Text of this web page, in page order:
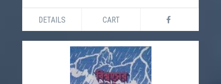
DETAILS CART